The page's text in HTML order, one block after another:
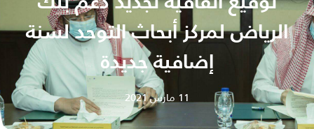
الرياض لمركز أبحاث التوحد لسنة
إضافية جديدة
11 مارس 2021